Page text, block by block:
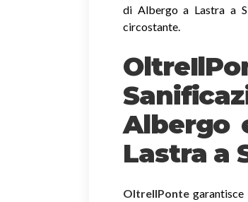
di Albergo a Lastra a
circostante.
Albergo
Lastra a
OltreIlPonte